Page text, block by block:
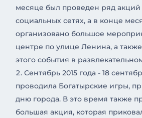
месяце был проведен ряд акций
социальных сетях, а в конце
организовано большое
центре по улице Ленина, а
этого события в
Сентябрь 2015 года - 18
проводила Богатырские игры,
дню города. В это время также
большая акция, которая